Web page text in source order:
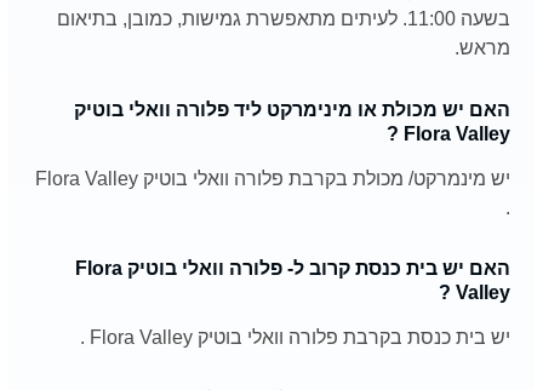
בשעה 11:00. לעיתים מתאפשרת גמישות, כמובן, בתיאום
מראש.
האם יש מכולת או מינימרקט ליד פלורה וואלי בוטיק
Flora Valley ?
יש מינמרקט/ מכולת בקרבת פלורה וואלי בוטיק Flora Valley
.
האם יש בית כנסת קרוב ל- פלורה וואלי בוטיק Flora
Valley ?
יש בית כנסת בקרבת פלורה וואלי בוטיק Flora Valley .